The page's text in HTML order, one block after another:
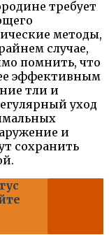
требует
методы,
случае,
помнить, что
эффективным
тли и
уход
и
сохранить